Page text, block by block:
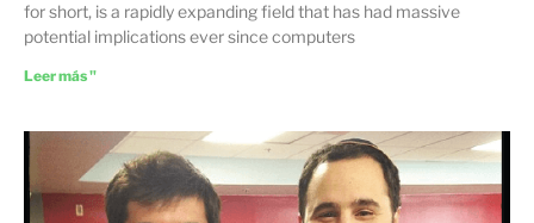
for short, is a rapidly expanding field that has had massive
potential implications ever since computers
Leer más "